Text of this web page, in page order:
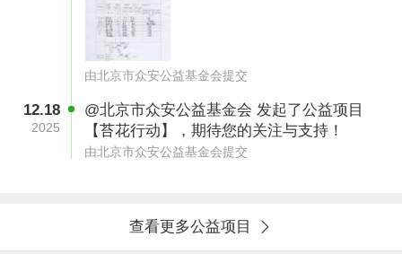
执行计划：
（1）前期调研：2025年12月-2026年2月，使用
（2）项目开展：2026年3月-2028年8月，使用
筹募资金80%部分覆盖项目受益人，提供学习、
（3）项目总结：2028年9月-2028年10月，使用
由北京市众安公益基金会提交
12.18
2025
@北京市众安公益基金会 发起了公益项目
【苔花行动】，期待您的关注与支持！
由北京市众安公益基金会提交
查看更多公益项目